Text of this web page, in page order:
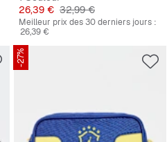
Prix
26,39 € Prix original
32,99 €
Meilleur prix des 30 derniers jours :
26,39 €
-27%